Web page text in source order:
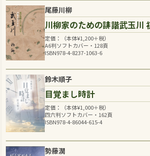
尾藤川柳
川柳家のための誹諧武玉川
定価：（本体¥1,200＋税）
A6判ソフトカバー・128頁
ISBN978-4-8237-1063-6
鈴木順子
目覚まし時計
定価：（本体¥1,000＋税）
四六判ソフトカバー・162頁
ISBN978-4-86044-615-4
勢藤潤